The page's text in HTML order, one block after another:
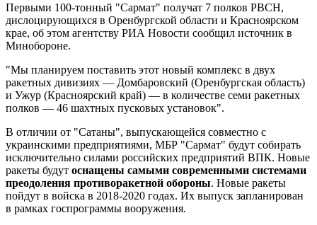
Первыми 100-тонный "Сармат" получат 7 полков РВСН,
дислоцирующихся в Оренбургской области и Красноярском
крае, об этом агентству РИА Новости сообщил источник в
Минобороне.
"Мы планируем поставить этот новый комплекс в двух
ракетных дивизиях — Домбаровский (Оренбургская область)
и Ужур (Красноярский край) — в количестве семи ракетных
полков — 46 шахтных пусковых установок".
В отличии от "Сатаны", выпускающейся совместно с
украинскими предприятиями, МБР "Сармат" будут собирать
исключительно силами российских предприятий ВПК. Новые
ракеты будут оснащены самыми современными системами
преодоления противоракетной обороны. Новые ракеты
пойдут в войска в 2018-2020 годах. Их выпуск запланирован
в рамках госпрограммы вооружения.